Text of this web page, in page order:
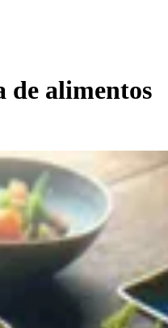
alimentos